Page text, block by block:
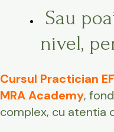
Sau
nivel,
Cursul Practician
MRA Academy,
complex, cu atentia